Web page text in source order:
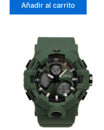
Añadir al carrito